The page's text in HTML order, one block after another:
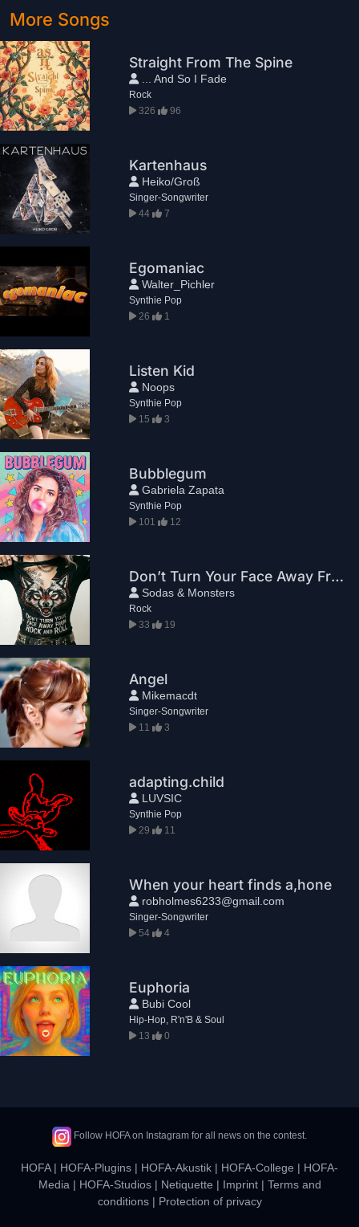
More Songs
Straight From The Spine
... And So I Fade
Rock
326
96
Kartenhaus
Heiko/Groß
Singer-Songwriter
44
7
Egomaniac
Walter_Pichler
Synthie Pop
26
1
Listen Kid
Noops
Synthie Pop
15
3
Bubblegum
Gabriela Zapata
Synthie Pop
101
12
Don’t Turn Your Face Away From Rock And Roll
Sodas & Monsters
Rock
33
19
Angel
Mikemacdt
Singer-Songwriter
11
3
adapting.child
LUVSIC
Synthie Pop
29
11
When your heart finds a,hone
robholmes6233@gmail.com
Singer-Songwriter
54
4
Euphoria
Bubi Cool
Hip-Hop, R'n'B & Soul
13
0
Follow HOFA on Instagram for all news on the contest.
HOFA| HOFA-Plugins | HOFA-Akustik | HOFA-College | HOFA-
Media | HOFA-Studios| Netiquette | Imprint| Terms and
conditions| Protection of privacy